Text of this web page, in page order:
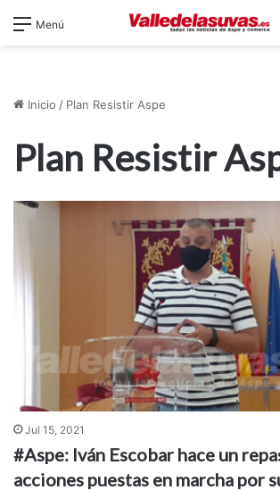
Menú
Inicio / Plan Resistir Aspe
Plan Resistir
Jul 15, 2021
#Aspe: Iván Escobar hace un
acciones puestas en marcha por